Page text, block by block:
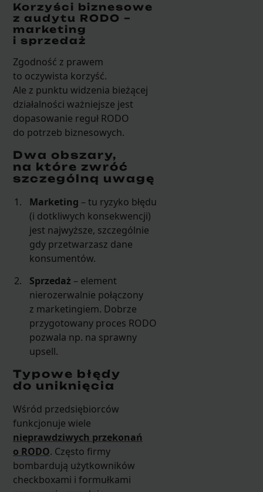
Korzyści biznesowe
z audytu RODO –
marketing
i sprzedaż
Zgodność z prawem
to oczywista korzyść.
Ale z punktu widzenia bieżącej
działalności ważniejsze jest
dopasowanie reguł RODO
do potrzeb biznesowych.
Dwa obszary,
na które zwróć
szczególną uwagę
Marketing – tu ryzyko błędu
(i dotkliwych konsekwencji)
jest najwyższe, szczególnie
gdy przetwarzasz dane
konsumentów.
Sprzedaż – element
nierozerwalnie połączony
z marketingiem. Dobrze
przygotowany proces RODO
pozwala np. na sprawny
upsell.
Typowe błędy
do uniknięcia
Wśród przedsiębiorców
funkcjonuje wiele
nieprawdziwych przekonań
o RODO. Często firmy
bombardują użytkowników
checkboxami i formułkami